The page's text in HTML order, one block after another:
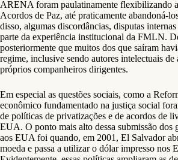
ARENA foram paulatinamente flexibilizando
Acordos de Paz, até praticamente abandoná-
disso, algumas discordâncias, disputas
parte da experiência institucional da FMLN.
posteriormente que muitos dos que saíram
regime, inclusive sendo autores intelectuais de
próprios companheiros dirigentes.
Em especial as questões sociais, como a
econômico fundamentado na justiça social
de políticas de privatizações e de acordos de
EUA. O ponto mais alto dessa submissão
aos EUA foi quando, em 2001, El Salvador
moeda e passa a utilizar o dólar impresso nos